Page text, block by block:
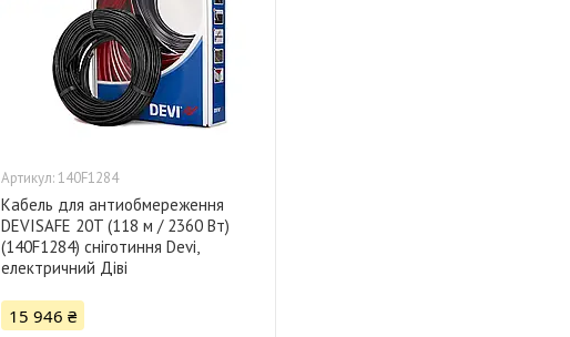
140F1284
Кабель для антиобмереження
DEVISAFE 20T (118 м / 2360 Вт)
(140F1284) сніготиння Devi,
електричний Діві
15 946 ₴